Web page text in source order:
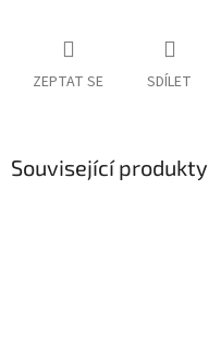
ZEPTAT SE SDÍLET
Související produkty